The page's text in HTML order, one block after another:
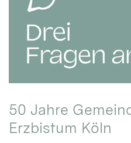
50 Jahre
Erzbistum Köln